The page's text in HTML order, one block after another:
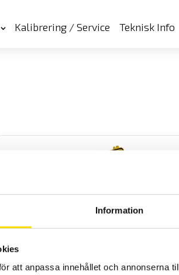
Information
att anpassa innehållet och annonserna
Kalibrering / Service Teknisk Info
CA6474 Adapter vid parallella
exempelvis högspänningsmaster och vindkraftverk